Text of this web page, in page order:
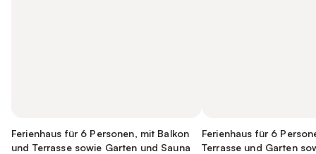
Ferienhaus für 6 Personen, mit Balkon
und Terrasse sowie Garten und Sauna
Ferienhaus für 6
Terrasse und Garten